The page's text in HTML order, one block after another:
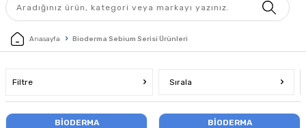
Anasayfa Bioderma Sebium Serisi Ürünleri
Filtre Sırala
BIODERMA BIODERMA